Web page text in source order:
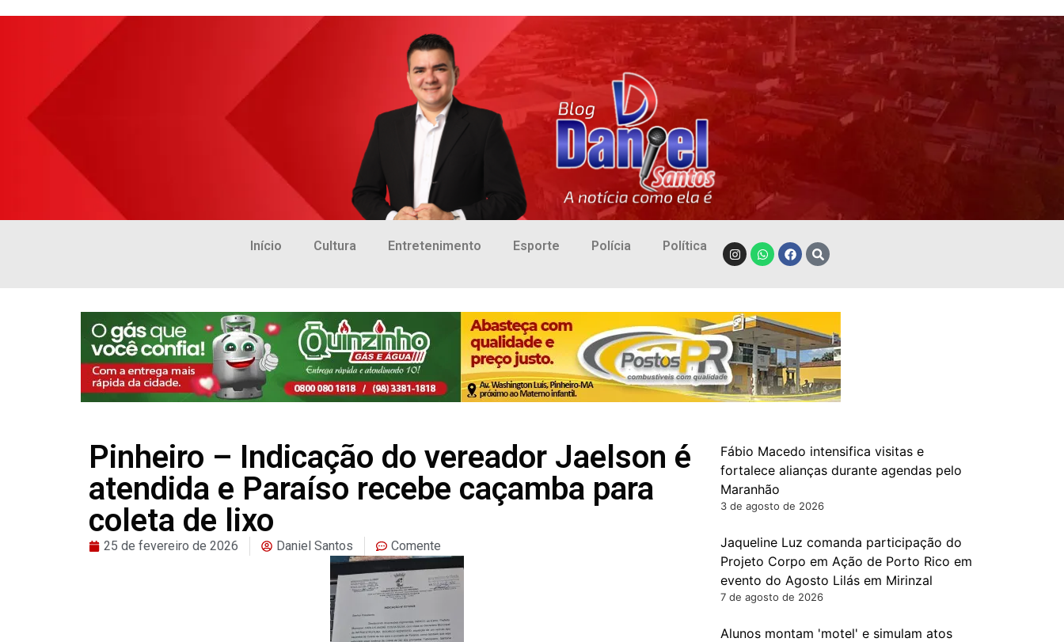
Início Cultura Entretenimento Esporte Polícia Política
Pinheiro – Indicação do vereador Jaelson é
atendida e Paraíso recebe caçamba para
coleta de lixo
25 de fevereiro de 2026 Daniel Santos Comente
Fábio Macedo intensifica visitas e
fortalece alianças durante agendas pelo
Maranhão
3 de agosto de 2026
Jaqueline Luz comanda participação do
Projeto Corpo em Ação de Porto Rico em
evento do Agosto Lilás em Mirinzal
7 de agosto de 2026
Alunos montam 'motel' e simulam atos